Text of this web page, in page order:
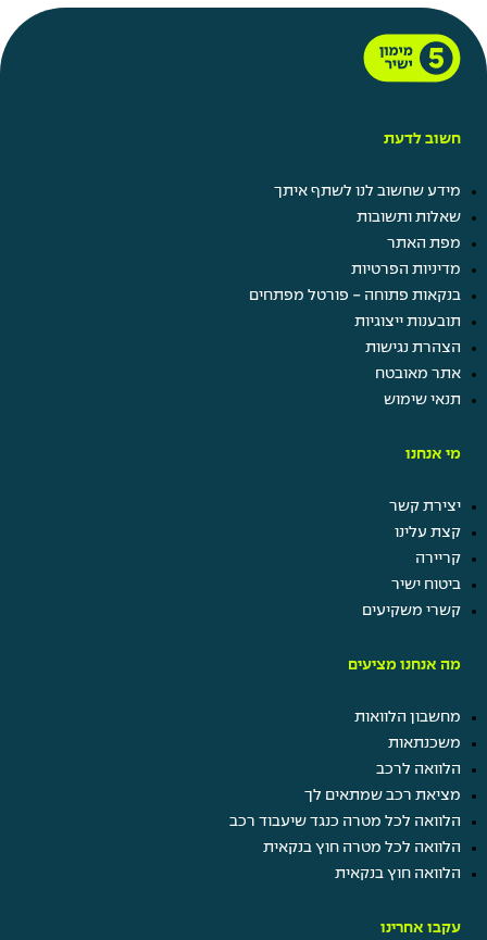
חשוב לדעת
מידע שחשוב לנו לשתף איתך
שאלות ותשובות
מפת האתר
מדיניות הפרטיות
בנקאות פתוחה - פורטל מפתחים
תובענות ייצוגיות
הצהרת נגישות
אתר מאובטח
תנאי שימוש
מי אנחנו
יצירת קשר
קצת עלינו
קריירה
ביטוח ישיר
קשרי משקיעים
מה אנחנו מציעים
מחשבון הלוואות
משכנתאות
הלוואה לרכב
מציאת רכב שמתאים לך
הלוואה לכל מטרה כנגד שיעבוד רכב
הלוואה לכל מטרה חוץ בנקאית
הלוואה חוץ בנקאית
עקבו אחרינו